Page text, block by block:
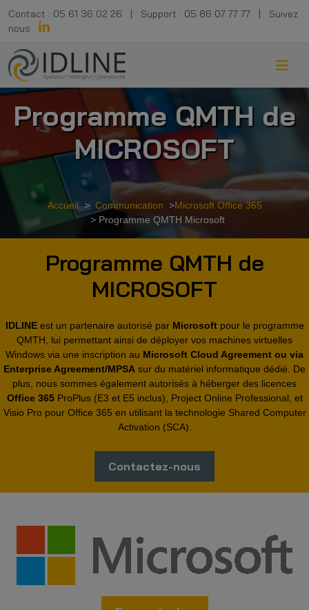
Contact : 05 61 36 02 26 | Support : 05 86 07 77 77 |
Suivez
nous
Programme QMTH de
MICROSOFT
Accueil> Communication >Microsoft Office 365
> Programme QMTH Microsoft
Programme QMTH de
MICROSOFT
IDLINEest un partenaire autorisé par Microsoftpour le programme
QMTH, lui permettant ainsi de déployer vos machines virtuelles
Windows via une inscription au Microsoft Cloud Agreement ou via
Enterprise Agreement/MPSA sur du matériel informatique dédié. De
plus, nous sommes également autorisés à héberger des licences
Office 365ProPlus (E3 et E5 inclus), Project Online Professional, et
Visio Pro pour Office 365 en utilisant la technologie Shared Computer
Activation (SCA).
Contactez-nous